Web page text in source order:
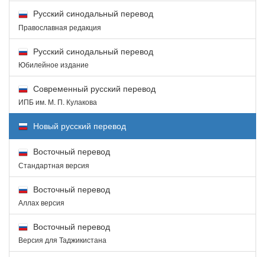
Русский синодальный перевод
Православная редакция
Русский синодальный перевод
Юбилейное издание
Современный русский перевод
ИПБ им. М. П. Кулакова
Новый русский перевод
Восточный перевод
Стандартная версия
Восточный перевод
Аллах версия
Восточный перевод
Версия для Таджикистана